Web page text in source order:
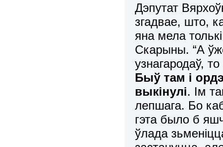
Дэпутат
згадвае, што,
яна мела
Скарыны. “А
узнагародаў,
Быў там і
выкінулі. Ім
лепшага. Бо
гэта было б
ўлада